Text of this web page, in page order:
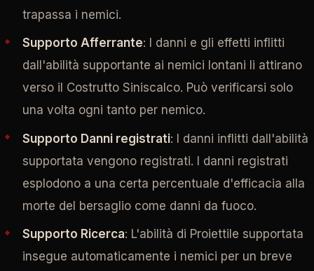
trapassa i nemici.
Supporto Afferrante: I danni e gli effetti inflitti
dall'abilità supportante ai nemici lontani li attirano
verso il Costrutto Siniscalco. Può verificarsi solo
una volta ogni tanto per nemico.
Supporto Danni registrati: I danni inflitti dall'abilità
supportata vengono registrati. I danni registrati
esplodono a una certa percentuale d'efficacia alla
morte del bersaglio come danni da fuoco.
Supporto Ricerca: L'abilità di Proiettile supportata
insegue automaticamente i nemici per un breve